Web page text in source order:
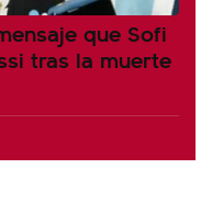
que Sofi
tras la muerte